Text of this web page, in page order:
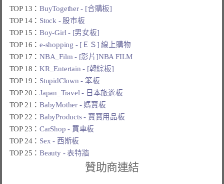
TOP 13：BuyTogether - [合購板]
TOP 14： Stock - 股市板
TOP 15：Boy-Girl - [男女板]
TOP 16：e-shopping - [ＥＳ] 線上購物
TOP 17：NBA_Film - [影片]NBA FILM
TOP 18：KR_Entertain - [韓綜板]
TOP 19： StupidClown - 笨板
TOP 20：Japan_Travel - 日本旅遊板
TOP 21：BabyMother - 媽寶板
TOP 22：BabyProducts - 寶寶用品板
TOP 23：CarShop - 買車板
TOP 24： Sex - 西斯板
TOP 25：Beauty - 表特牆
贊助商連結